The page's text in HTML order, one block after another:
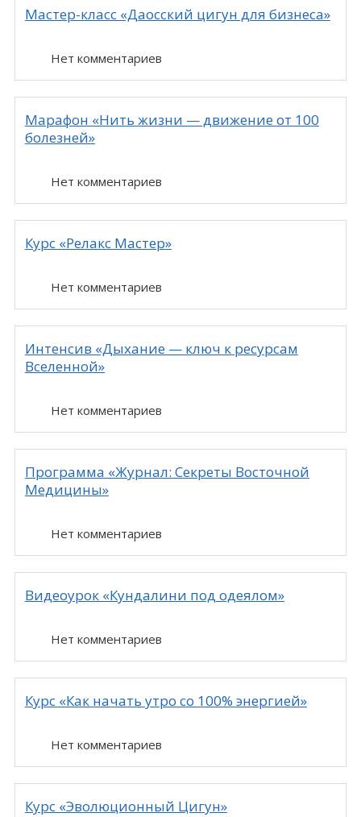
Мастер-класс «Даосский цигун для бизнеса»
Нет комментариев
Марафон «Нить жизни — движение от 100
болезней»
Нет комментариев
Курс «Релакс Мастер»
Нет комментариев
Интенсив «Дыхание — ключ к ресурсам
Вселенной»
Нет комментариев
Программа «Журнал: Секреты Восточной
Медицины»
Нет комментариев
Видеоурок «Кундалини под одеялом»
Нет комментариев
Курс «Как начать утро со 100% энергией»
Нет комментариев
Курс «Эволюционный Цигун»